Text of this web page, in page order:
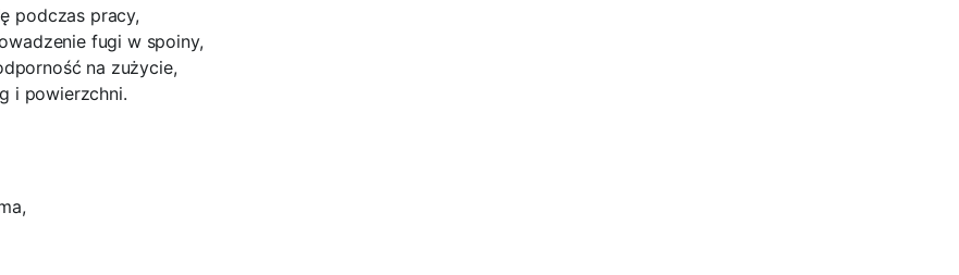
podczas pracy,
fugi w spoiny,
na zużycie,
i powierzchni.